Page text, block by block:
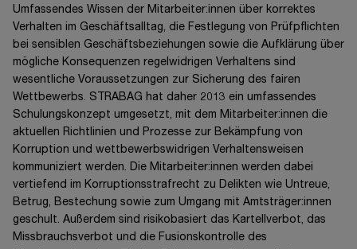
Umfassendes Wissen der Mitarbeiter:innen über korrektes
Verhalten im Geschäftsalltag, die Festlegung von Prüfpflichten
bei sensiblen Geschäftsbeziehungen sowie die Aufklärung über
mögliche Konsequenzen regelwidrigen Verhaltens sind
wesentliche Voraussetzungen zur Sicherung des fairen
Wettbewerbs. STRABAG hat daher 2013 ein umfassendes
Schulungskonzept umgesetzt, mit dem Mitarbeiter:innen die
aktuellen Richtlinien und Prozesse zur Bekämpfung von
Korruption und wettbewerbswidrigen Verhaltensweisen
kommuniziert werden. Die Mitarbeiter:innen werden dabei
vertiefend im Korruptionsstrafrecht zu Delikten wie Untreue,
Betrug, Bestechung sowie zum Umgang mit Amtsträger:innen
geschult. Außerdem sind risikobasiert das Kartellverbot, das
Missbrauchsverbot und die Fusionskontrolle des